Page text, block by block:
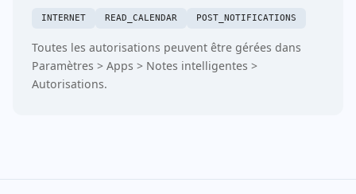
INTERNET READ_CALENDAR POST_NOTIFICATIONS
Toutes les autorisations peuvent être gérées dans
Paramètres > Apps > Notes intelligentes >
Autorisations.